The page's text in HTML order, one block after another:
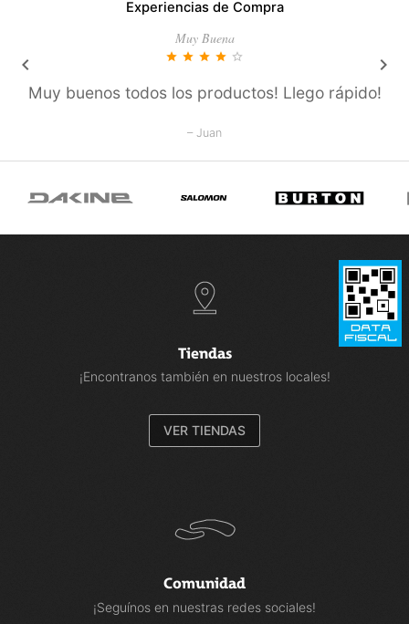
Experiencias de Compra
Muy Buena
star star star star star_outline
Muy buenos todos los productos! Llego rápido!
– Juan
keyboard_arrow_left keyboard_arrow_right
Tiendas
¡Encontranos también en nuestros locales!
VER TIENDAS
Comunidad
¡Seguínos en nuestras redes sociales!